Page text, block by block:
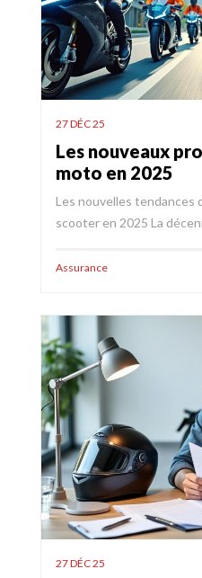
27 DÉC 25
Les nouveaux
moto en 2025
Les nouvelles tendances
scooter en 2025 La
Assurance
27 DÉC 25